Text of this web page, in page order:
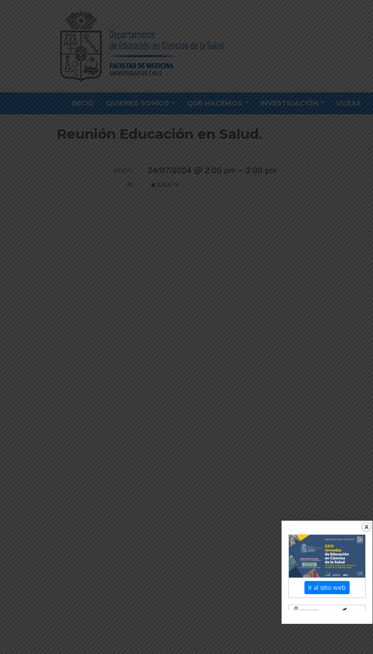
INICIO QUIENES SOMOS QUE HACEMOS INVESTIGACIÓN UCEAS
Reunión Educación en Salud.
WHEN: 24/07/2024 @ 2:00 pm – 3:00 pm
SALA 18
Ir al sitio web